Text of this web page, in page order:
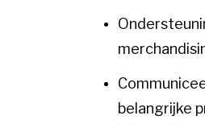
belangrijke